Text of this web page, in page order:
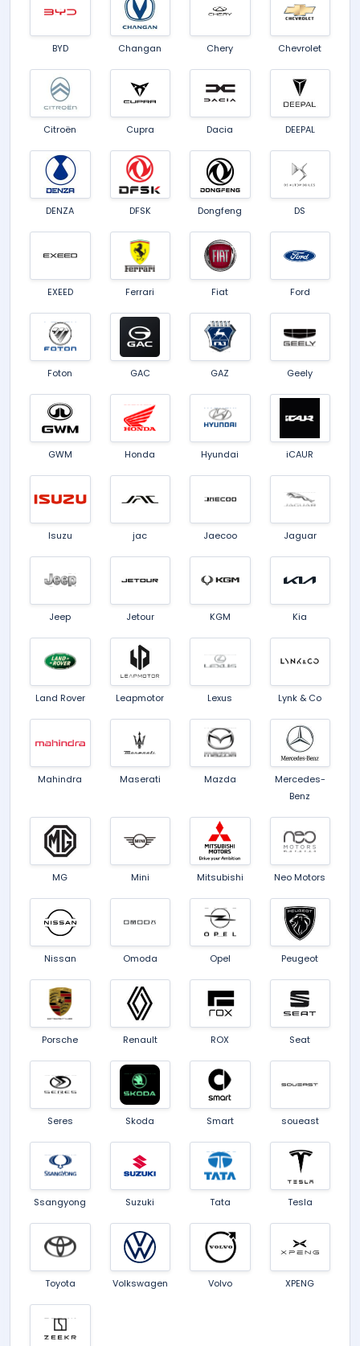
BYD Changan Chery Chevrolet
Citroën Cupra Dacia DEEPAL
DENZA DFSK Dongfeng DS
EXEED Ferrari Fiat Ford
Foton GAC GAZ Geely
GWM Honda Hyundai iCAUR
Isuzu jac Jaecoo Jaguar
Jeep Jetour KGM Kia
Land Rover Leapmotor Lexus Lynk & Co
Mahindra Maserati Mazda
Mercedes-
Benz
MG Mini Mitsubishi Neo Motors
Nissan Omoda Opel Peugeot
Porsche Renault ROX Seat
Seres Skoda Smart soueast
Ssangyong Suzuki Tata Tesla
Toyota Volkswagen Volvo XPENG